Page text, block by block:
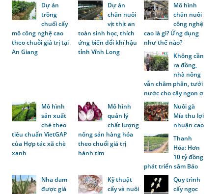
Dự án
trồng
chuối cấy
mô công nghệ cao
theo chuỗi giá trị tại
An Giang
Dự án
chăn nuôi
vịt thịt an
toàn sinh học, thích
ứng biến đổi khí hậu
tỉnh Vĩnh Long
Mô hình
chăn nuôi
công nghệ
cao là gì? Ứng dụng
như thế nào?
Không cần
ra đồng,
nhà nông
vẫn châm phân, tưới
nước cho cây ngon ơ
Mô hình
sản xuất
chè theo
tiêu chuẩn VietGAP
của Hợp tác xã chè
xanh
Mô hình
quản lý
chất lượng
nông sản hàng hóa
theo chuổi giá trị
hành tím
Nuôi gà
Mía thu lợi
nhuận cao
Thanh
Hóa: Hơn
10 tỷ đồng
phát triển sâm Báo
Nha đam
được giá
Kỹ thuật
cấy và nuôi
Quy trình
cấy ngọc